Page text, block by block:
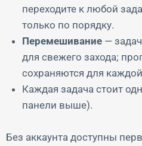
переходите к любой
только по порядку.
Перемешивание —
для свежего захода;
сохраняются для
Каждая задача стоит
панели выше).
Без аккаунта доступны